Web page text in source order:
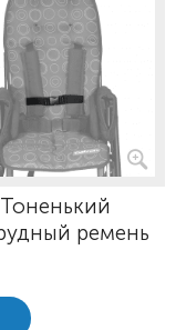
Тоненький
ремень